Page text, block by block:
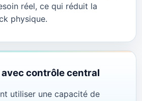
réel, ce qui réduit la
physique.
contrôle central
utiliser une capacité de